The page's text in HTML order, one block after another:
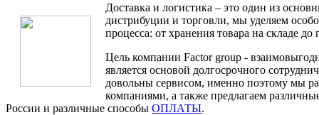
Доставка и логистика – это один из
дистрибуции и торговли, мы уделяем
процесса: от хранения товара на складе до
Цель компании Factor group -
является основой долгосрочного
довольны сервисом, именно поэтому мы
компаниями, а также предлагаем
России и различные способы ОПЛАТЫ.